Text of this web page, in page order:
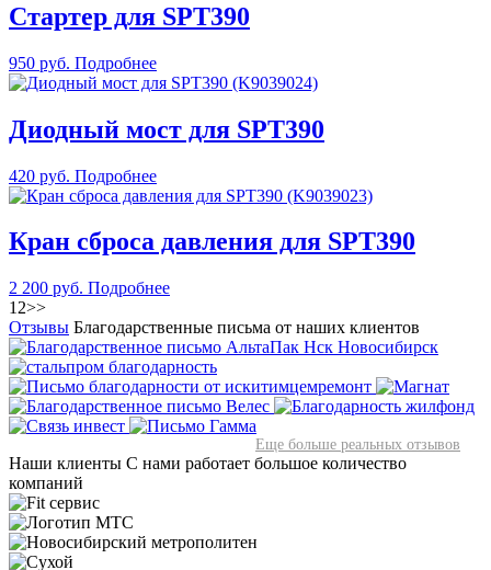
Стартер для SPT390
950 руб. Подробнее
Диодный мост для SPT390
420 руб. Подробнее
Кран сброса давления для SPT390
2 200 руб. Подробнее
1 2>>
Отзывы Благодарственные письма от наших клиентов
Еще больше реальных отзывов
Наши клиенты С нами работает большое количество
компаний